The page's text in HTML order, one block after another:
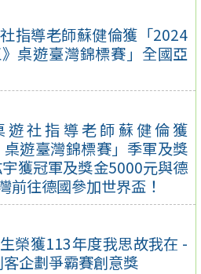
指導老師蘇健倫獲「2024
桌遊臺灣錦標賽」全國亞
遊社指導老師蘇健倫獲
桌遊臺灣錦標賽」季軍及獎
獲冠軍及獎金5000元與德
前往德國參加世界盃！
榮獲113年度我思故我在 -
企劃爭霸賽創意獎